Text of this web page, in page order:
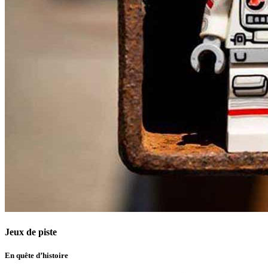
Jeux de piste
En quête d’histoire